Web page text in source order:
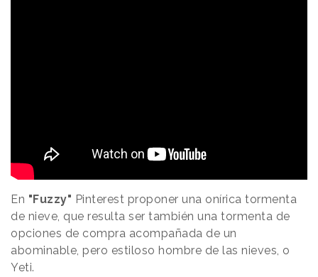
En "Fuzzy" Pinterest proponer una onírica tormenta
de nieve, que resulta ser también una tormenta de
opciones de compra acompañada de un
abominable, pero estiloso hombre de las nieves, o
Yeti.